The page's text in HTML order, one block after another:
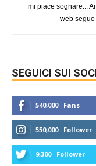
mi piace sognare...
web seguo
SEGUICI SUI
540,000 Fans
550,000 Follower
9,300 Follower